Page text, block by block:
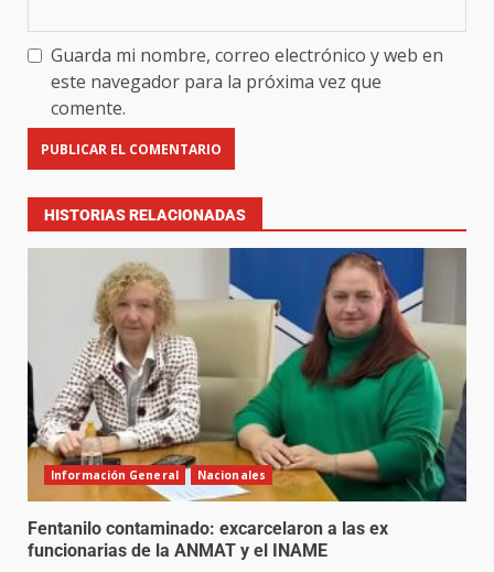
Guarda mi nombre, correo electrónico y web en
este navegador para la próxima vez que
comente.
HISTORIAS RELACIONADAS
Información General Nacionales
Fentanilo contaminado: excarcelaron a las ex
funcionarias de la ANMAT y el INAME